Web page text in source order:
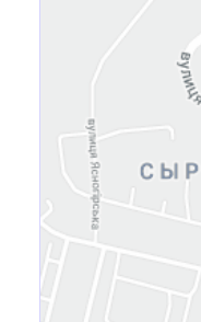
Ссылка для мобильных